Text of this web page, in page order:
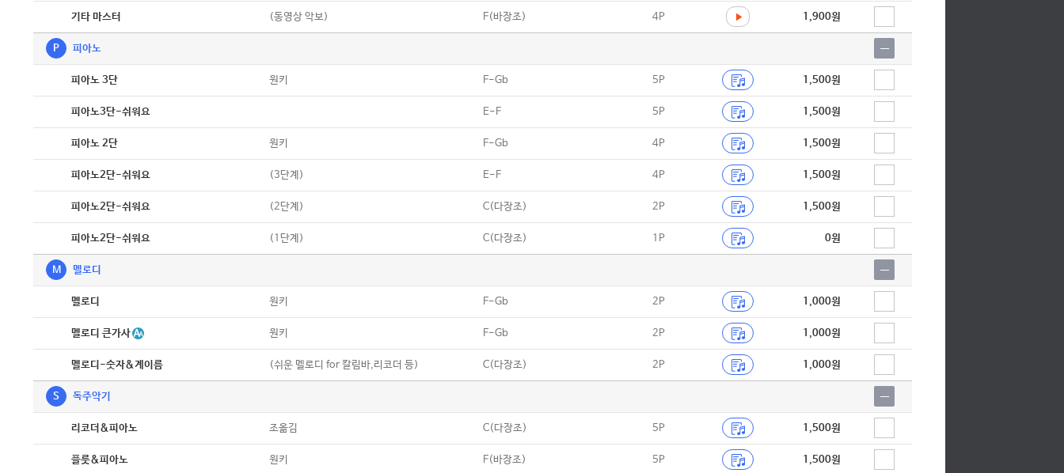
기타 마스터 (동영상 악보) F(바장조) 4P 1,900원
P 피아노
피아노 3단 원키 F-Gb 5P 1,500원
피아노3단-쉬워요 E-F 5P 1,500원
피아노 2단 원키 F-Gb 4P 1,500원
피아노2단-쉬워요 (3단계) E-F 4P 1,500원
피아노2단-쉬워요 (2단계) C(다장조) 2P 1,500원
피아노2단-쉬워요 (1단계) C(다장조) 1P 0원
M 멜로디
멜로디 원키 F-Gb 2P 1,000원
멜로디 큰가사 원키 F-Gb 2P 1,000원
멜로디-숫자&계이름 (쉬운 멜로디 for 칼림바,리코더 등) C(다장조) 2P 1,000원
S 독주악기
리코더&피아노 조옮김 C(다장조) 5P 1,500원
플룻&피아노 원키 F(바장조) 5P 1,500원